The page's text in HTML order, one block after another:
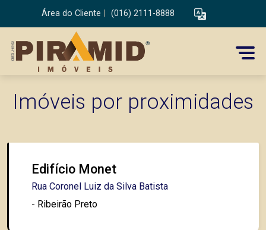
Área do Cliente (016) 2111-8888
Imóveis por proximidades
Edifício Monet
Rua Coronel Luiz da Silva Batista
- Ribeirão Preto